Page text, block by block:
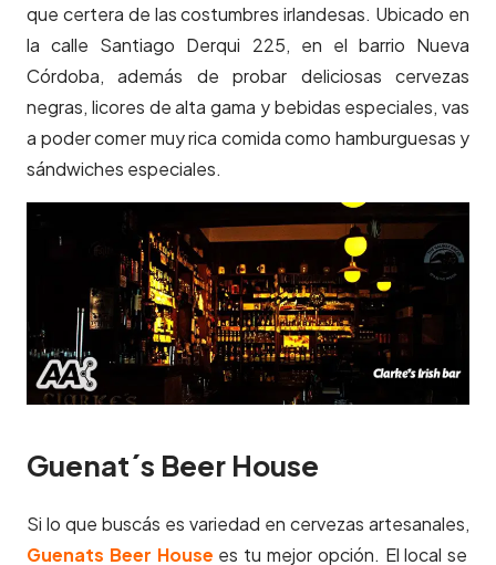
que certera de las costumbres irlandesas. Ubicado en
la calle Santiago Derqui 225, en el barrio Nueva
Córdoba, además de probar deliciosas cervezas
negras, licores de alta gama y bebidas especiales, vas
a poder comer muy rica comida como hamburguesas y
sándwiches especiales.
Guenat´s Beer House
Si lo que buscás es variedad en cervezas artesanales,
Guenats Beer House es tu mejor opción. El local se